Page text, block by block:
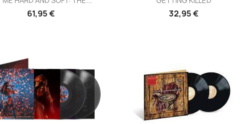
Precio
61,95 € Precio
32,95 €